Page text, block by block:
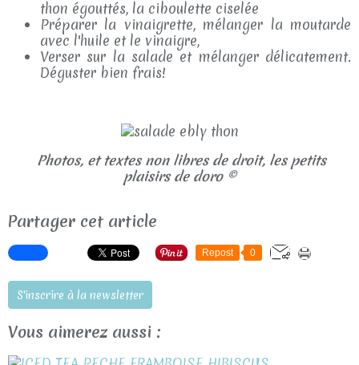
thon égouttés, la ciboulette ciselée
Préparer la vinaigrette, mélanger la moutarde
avec l'huile et le vinaigre,
Verser sur la salade et mélanger délicatement.
Déguster bien frais!
Photos, et textes non libres de droit, les petits
plaisirs de doro ©
Partager cet article
Repost 0
S'inscrire à la newsletter
Vous aimerez aussi :